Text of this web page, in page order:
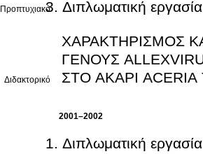
Προπτυχιακό
Διπλωματική εργασία
Διδακτορικό
ΧΑΡΑΚΤΗΡΙΣΜΟΣ
ΓΕΝΟΥΣ
ΣΤΟ ΑΚΑΡΙ ACERIA
2001–2002
Διπλωματική εργασία